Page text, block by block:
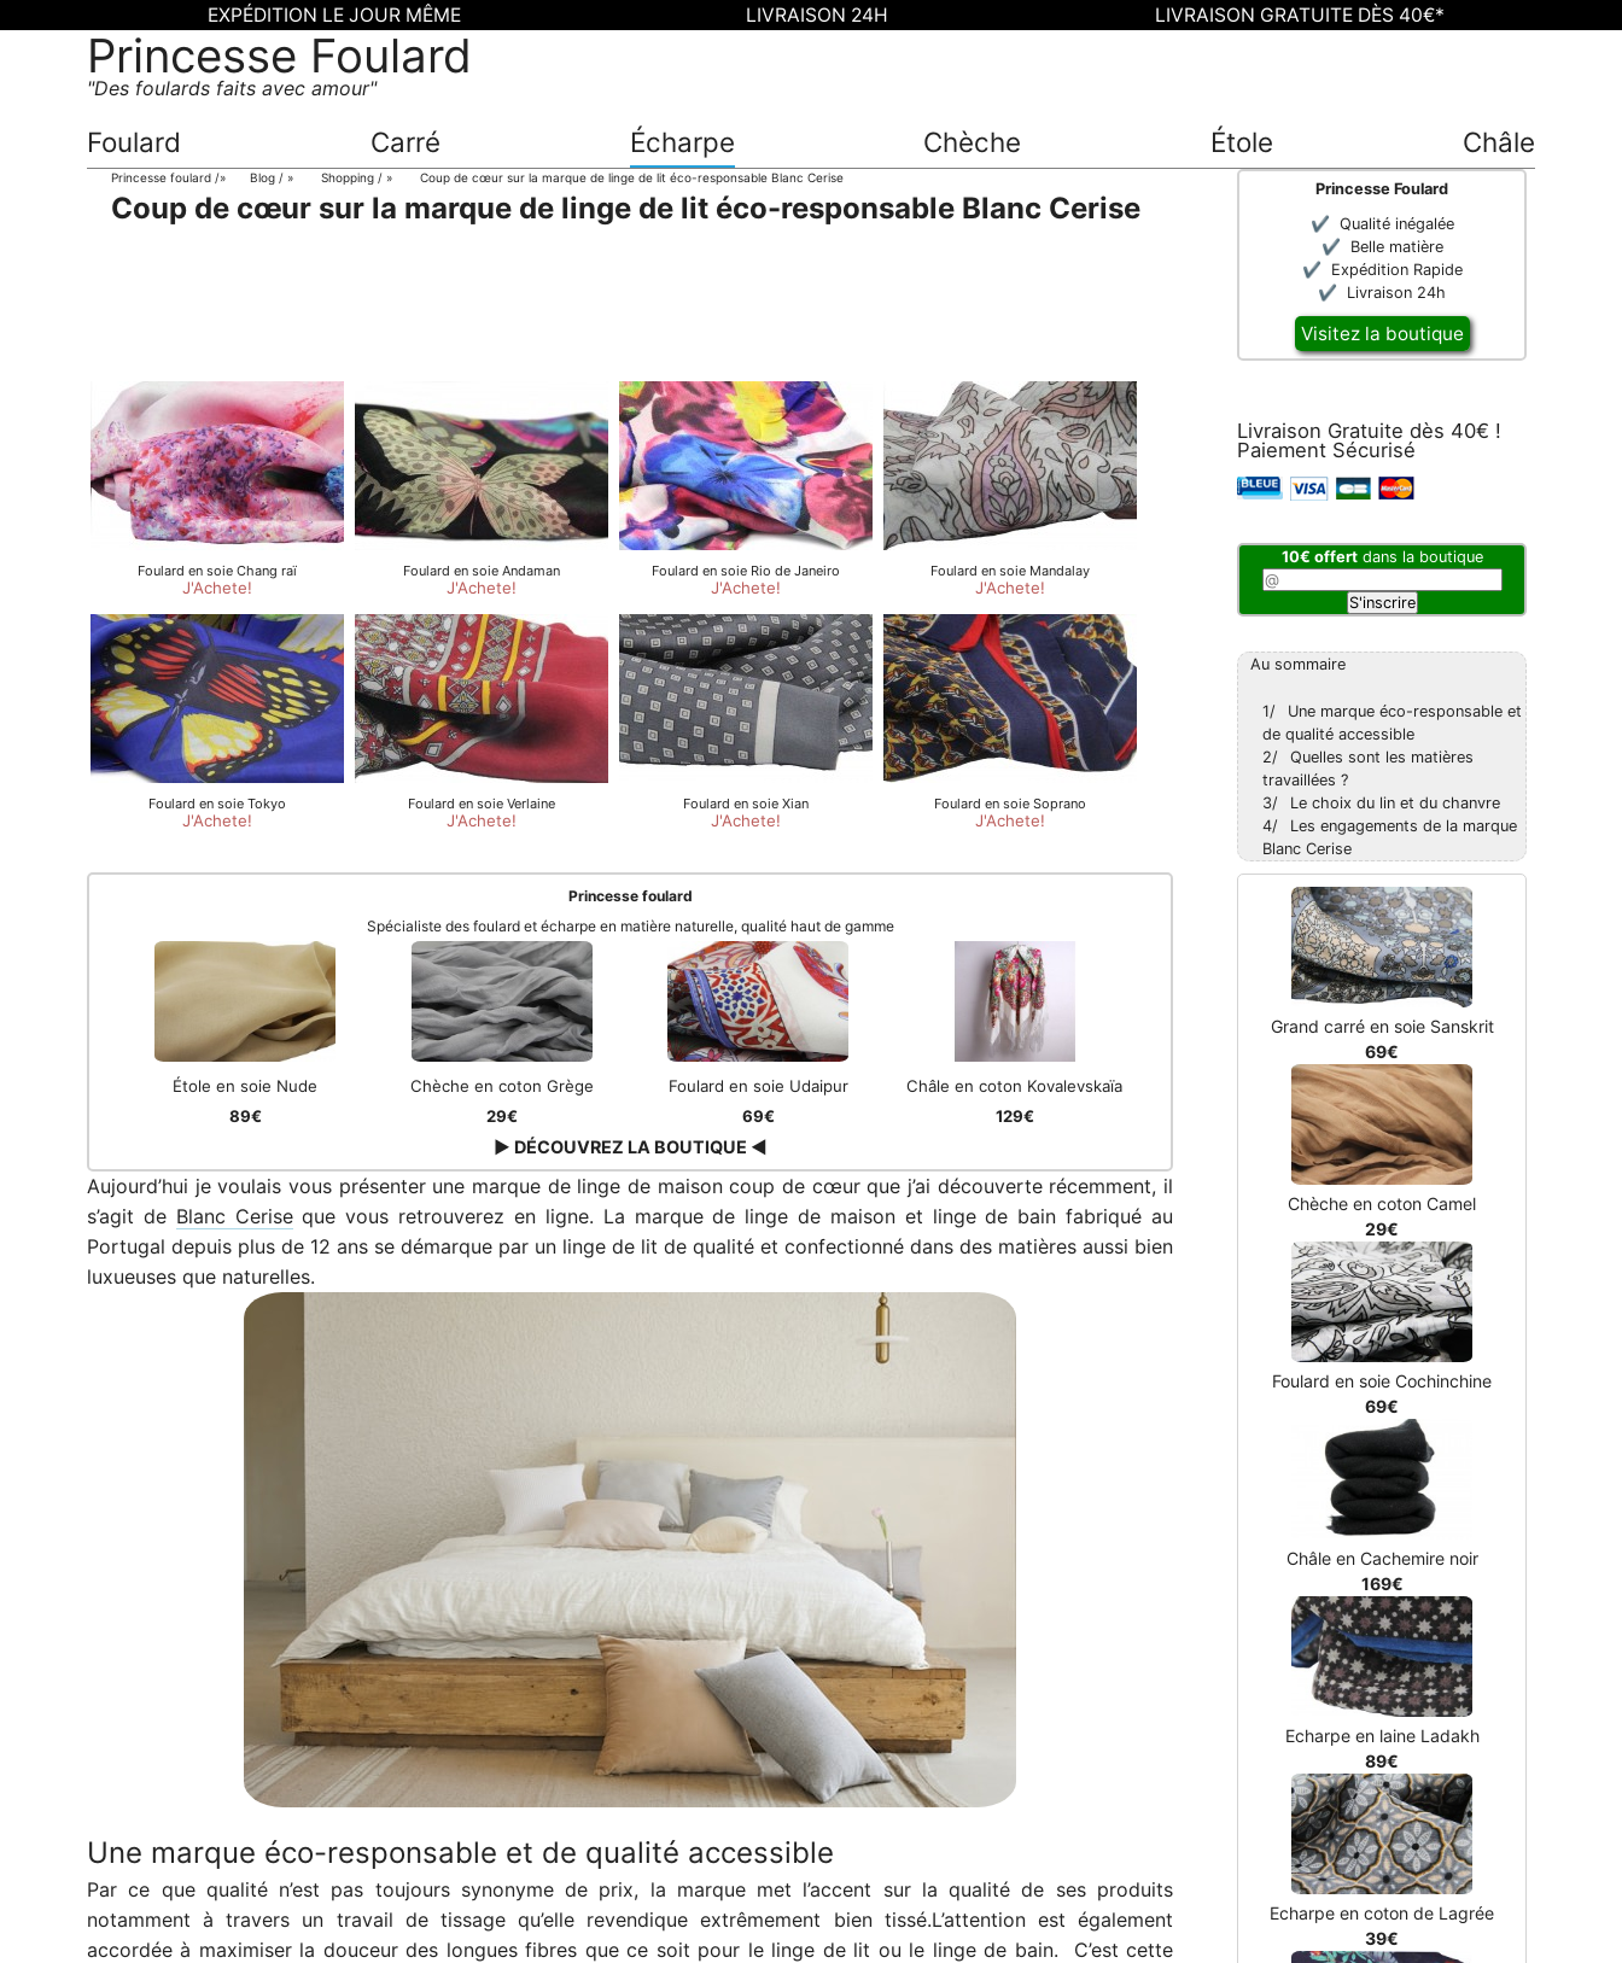
Princesse Foulard
Des foulards faits avec amour
Foulard Carré Écharpe Chèche Étole Châle
Princesse foulard » Blog » Shopping » Coup de cœur sur la marque de linge de lit éco-responsable Blanc Cerise
Coup de cœur sur la marque de linge de lit éco-responsable Blanc Cerise
Princesse foulard
Spécialiste des foulard et écharpe en matière naturelle, qualité haut de gamme
Étole en soie Nude
89€
Chèche en coton Grège
29€
Foulard en soie Udaipur
69€
Châle en coton Kovalevskaïa
129€
▶ DÉCOUVREZ LA BOUTIQUE ◀
Aujourd’hui je voulais vous présenter une marque de linge de maison coup de cœur que j’ai découverte récemment, il
s’agit de Blanc Ceriseque vous retrouverez en ligne. La marque de linge de maison et linge de bain fabriqué au
Portugal depuis plus de 12 ans se démarque par un linge de lit de qualité et confectionné dans des matières aussi bien
luxueuses que naturelles.
Une marque éco-responsable et de qualité accessible
Par ce que qualité n’est pas toujours synonyme de prix, la marque met l’accent sur la qualité de ses produits
notamment à travers un travail de tissage qu’elle revendique extrêmement bien tissé.L’attention est également
accordée à maximiser la douceur des longues fibres que ce soit pour le linge de lit ou le linge de bain. C’est cette
Princesse Foulard
Qualité inégalée
Belle matière
Expédition Rapide
Livraison 24h
Visitez la boutique
Livraison Gratuite dès 40€ !
Paiement Sécurisé
10€ offertdans la boutique
Au sommaire
1/
Une marque éco-responsable et
de qualité accessible
2/
Quelles sont les matières
travaillées ?
3/
Le choix du lin et du chanvre
4/
Les engagements de la marque
Blanc Cerise
Grand carré en soie Sanskrit
69€
Chèche en coton Camel
29€
Foulard en soie Cochinchine
69€
Châle en Cachemire noir
169€
Echarpe en laine Ladakh
89€
Echarpe en coton de Lagrée
39€
EXPÉDITION LE JOUR MÊME LIVRAISON 24H LIVRAISON GRATUITE DÈS 40€*